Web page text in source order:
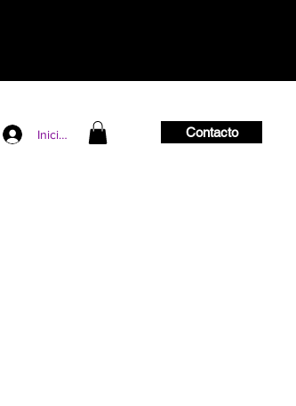
Iniciar sesión Contacto